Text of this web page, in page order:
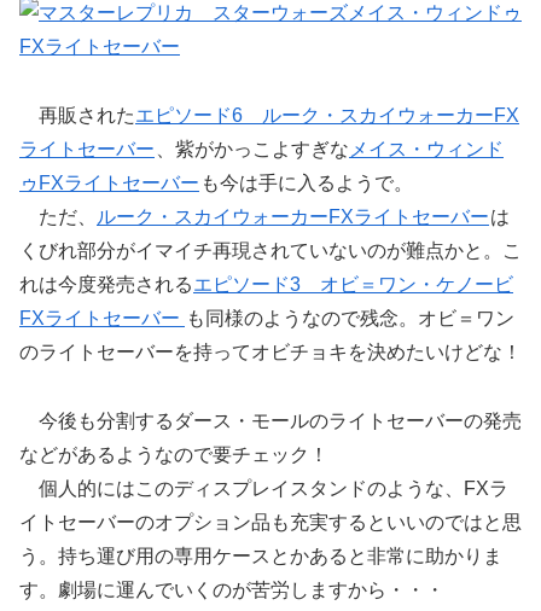
再販されたエピソード6 ルーク・スカイウォーカーFX
ライトセーバー
、紫がかっこよすぎな メイス・ウィンド
ゥFXライトセーバー も今は手に入るようで。
ただ、
ルーク・スカイウォーカーFXライトセーバーは
くびれ部分がイマイチ再現されていないのが難点かと。こ
れは今度発売されるエピソード3 オビ＝ワン・ケノービ
FXライトセーバー も同様のようなので残念。オビ＝ワン
のライトセーバーを持ってオビチョキを決めたいけどな！
今後も分割するダース・モールのライトセーバーの発売
などがあるようなので要チェック！
個人的にはこのディスプレイスタンドのような、FXラ
イトセーバーのオプション品も充実するといいのではと思
う。持ち運び用の専用ケースとかあると非常に助かりま
す。劇場に運んでいくのが苦労しますから・・・